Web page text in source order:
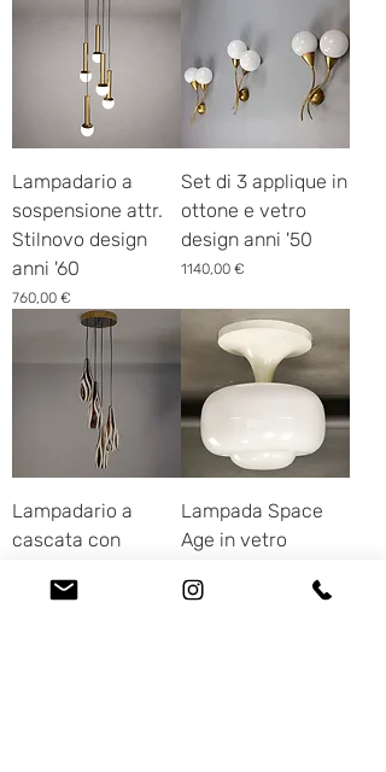
Lampadario a
sospensione attr.
Stilnovo design
anni '60
Prezzo
760,00 €
Set di 3 applique in
ottone e vetro
design anni '50
Prezzo
1140,00 €
Lampadario a
cascata con
design italiano
Lampada Space
Age in vetro
'60